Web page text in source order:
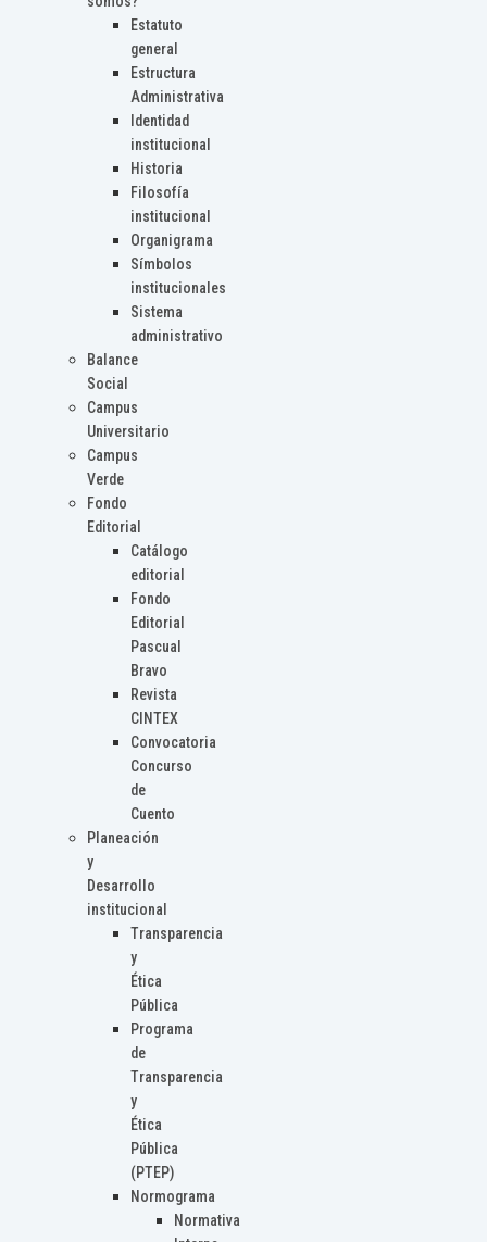
Estatuto
general
Estructura
Administrativa
Identidad
institucional
Historia
Filosofía
institucional
Organigrama
Símbolos
institucionales
Sistema
administrativo
Balance
Social
Campus
Universitario
Campus
Verde
Fondo
Editorial
Catálogo
editorial
Fondo
Editorial
Pascual
Bravo
Revista
CINTEX
Convocatoria
Concurso
de
Cuento
Planeación
y
Desarrollo
institucional
Transparencia
y
Ética
Pública
Programa
de
Transparencia
y
Ética
Pública
(PTEP)
Normograma
Normativa